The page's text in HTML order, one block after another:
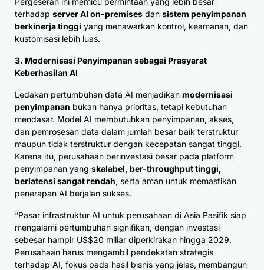
terhadap server AI on-premises dan sistem penyimpanan
berkinerja tinggi yang menawarkan kontrol, keamanan, dan
kustomisasi lebih luas.
3. Modernisasi Penyimpanan sebagai Prasyarat
Keberhasilan AI
Ledakan pertumbuhan data AI menjadikan modernisasi
penyimpanan bukan hanya prioritas, tetapi kebutuhan
mendasar. Model AI membutuhkan penyimpanan, akses,
dan pemrosesan data dalam jumlah besar baik terstruktur
maupun tidak terstruktur dengan kecepatan sangat tinggi.
Karena itu, perusahaan berinvestasi besar pada platform
penyimpanan yang skalabel, ber-throughput tinggi,
berlatensi sangat rendah, serta aman untuk memastikan
penerapan AI berjalan sukses.
“Pasar infrastruktur AI untuk perusahaan di Asia Pasifik siap
mengalami pertumbuhan signifikan, dengan investasi
sebesar hampir US$20 miliar diperkirakan hingga 2029.
Perusahaan harus mengambil pendekatan strategis
terhadap AI, fokus pada hasil bisnis yang jelas, membangun